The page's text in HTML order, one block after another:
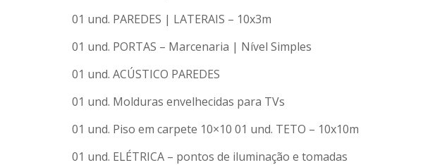
01 und. PAREDES | LATERAIS – 10x3m
01 und. PORTAS – Marcenaria | Nível Simples
01 und. ACÚSTICO PAREDES
01 und. Molduras envelhecidas para TVs
01 und. Piso em carpete 10×10 01 und. TETO – 10x10m
01 und. ELÉTRICA – pontos de iluminação e tomadas